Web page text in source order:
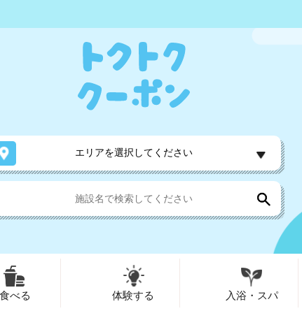
エリアを選択してください
食べる 体験する 入浴・スパ